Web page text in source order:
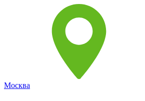
Москва